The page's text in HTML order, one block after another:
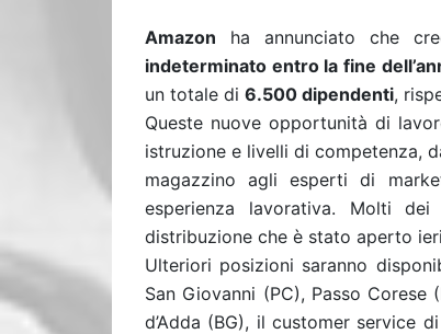
Amazon ha annunciato che
indeterminato entro la fine
un totale di 6.500 dipendenti,
Queste nuove opportunità di
istruzione e livelli di competenza,
magazzino agli esperti di
esperienza lavorativa. Molti dei
distribuzione che è stato aperto
Ulteriori posizioni saranno
San Giovanni (PC), Passo
d’Adda (BG), il customer service